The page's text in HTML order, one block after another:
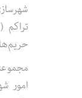
امور